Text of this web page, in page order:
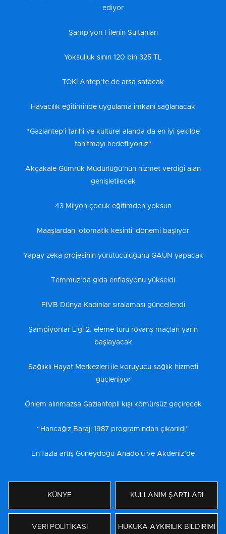
ediyor
Şampiyon Filenin Sultanları
Yoksulluk sınırı 120 bin 325 TL
TOKİ Antep’te de arsa satacak
Havacılık eğitiminde uygulama imkanı sağlanacak
“Gaziantep'i tarihi ve kültürel alanda da en iyi şekilde
tanıtmayı hedefliyoruz"
Akçakale Gümrük Müdürlüğü’nün hizmet verdiği alan
genişletilecek
43 Milyon çocuk eğitimden yoksun
Maaşlardan 'otomatik kesinti' dönemi başlıyor
Yapay zeka projesinin yürütücülüğünü GAÜN yapacak
Temmuz’da gıda enflasyonu yükseldi
FIVB Dünya Kadınlar sıralaması güncellendi
Şampiyonlar Ligi 2. eleme turu rövanş maçları yarın
başlayacak
Sağlıklı Hayat Merkezleri ile koruyucu sağlık hizmeti
güçleniyor
Önlem alınmazsa Gaziantepli kışı kömürsüz geçirecek
“Hancağız Barajı 1987 programından çıkarıldı”
En fazla artış Güneydoğu Anadolu ve Akdeniz’de
KÜNYE KULLANIM ŞARTLARI
VERİ POLİTİKASI HUKUKA AYKIRILIK BİLDİRİMİ